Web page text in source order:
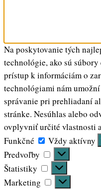
Na poskytovanie tých
technológie, ako sú
prístup k informáciám o
technológiami nám
správanie pri prehliadaní
stránke. Nesúhlas alebo
ovplyvniť určité vlastnosti
Funkčné
Funkčné
Vždy aktívny
Predvoľby
Predvoľby
Štatistiky
Štatistiky
Marketing
Marketing